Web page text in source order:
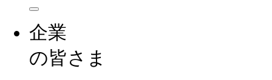
企業
の皆さま